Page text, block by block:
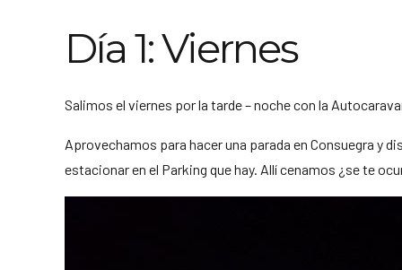
Día 1: Viernes
Salimos el viernes por la tarde – noche con la
Aprovechamos para hacer una parada en Consuegra y
estacionar en el Parking que hay. Allí cenamos ¿se te